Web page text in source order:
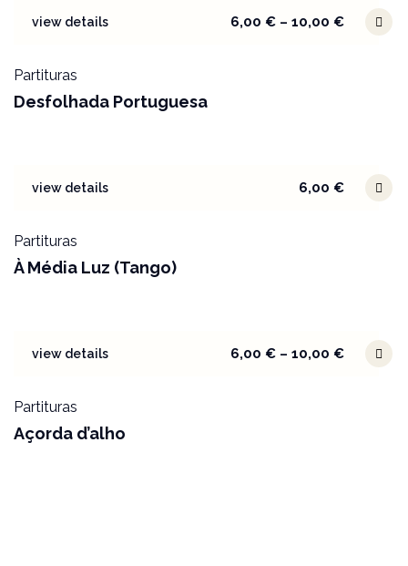
view details 6,00 €– 10,00 €
Partituras
Desfolhada Portuguesa
view details 6,00 €
Partituras
À Média Luz (Tango)
view details 6,00 €– 10,00 €
Partituras
Açorda d’alho